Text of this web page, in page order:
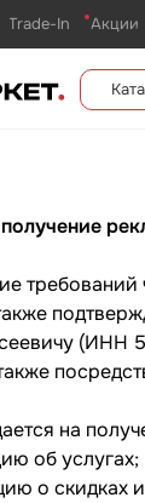
Trade-In Акции
(ИНН
на
об услугах;
о скидках